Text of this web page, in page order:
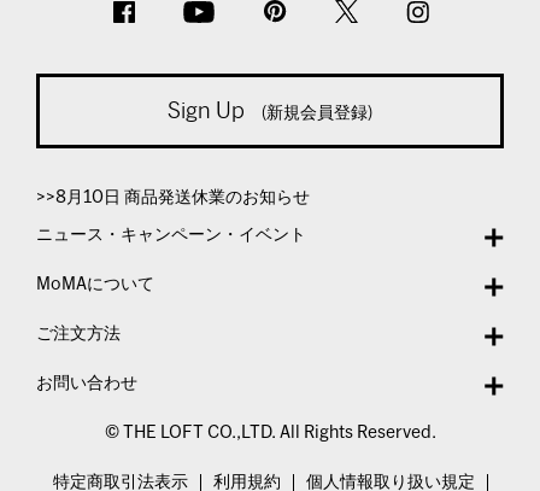
Sign Up (新規会員登録)
>>8月10日 商品発送休業のお知らせ
ニュース・キャンペーン・イベント
MoMAについて
ご注文方法
お問い合わせ
© THE LOFT CO.,LTD. All Rights Reserved.
特定商取引法表示 利用規約 個人情報取り扱い規定